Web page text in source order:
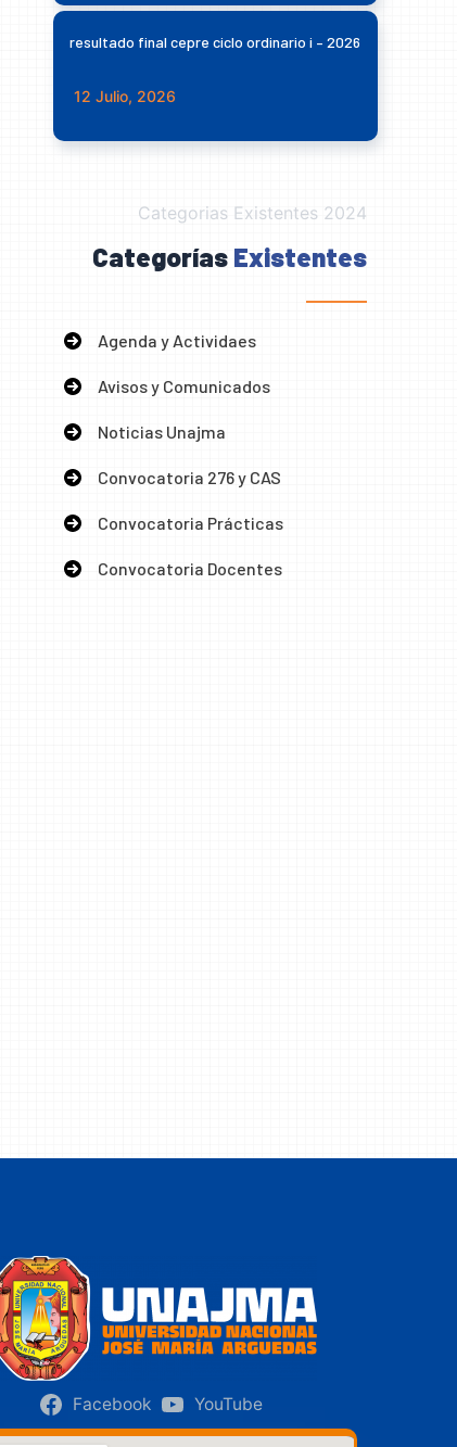
resultado final cepre ciclo ordinario i – 2026
12 Julio, 2026
Categorias Existentes 2024
Categorías Existentes
Agenda y Actividaes
Avisos y Comunicados
Noticias Unajma
Convocatoria 276 y CAS
Convocatoria Prácticas
Convocatoria Docentes
Facebook YouTube